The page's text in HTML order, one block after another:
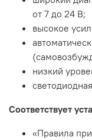
от 7 до 24 В;
высокое
низкий
Соответствует
«Правила